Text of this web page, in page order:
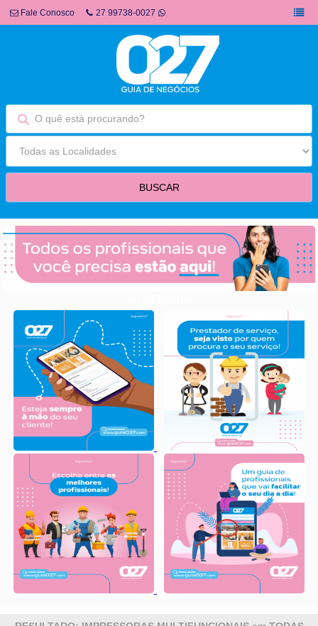
Fale Conosco 27 99738-0027